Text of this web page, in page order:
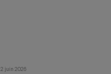
2 juin 2026